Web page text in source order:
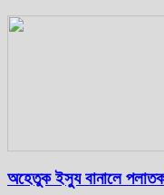
অহেতুক ইস্যু বানালে